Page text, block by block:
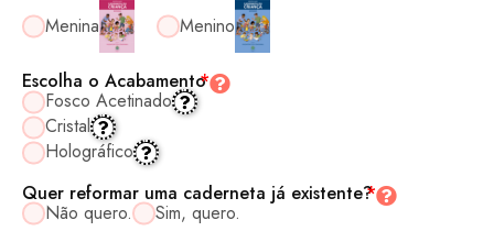
Menina
Menino
*
Escolha o Acabamento
Fosco Acetinado
Cristal
Holográfico
*
Quer reformar uma caderneta já existente?
Não quero. Sim, quero.